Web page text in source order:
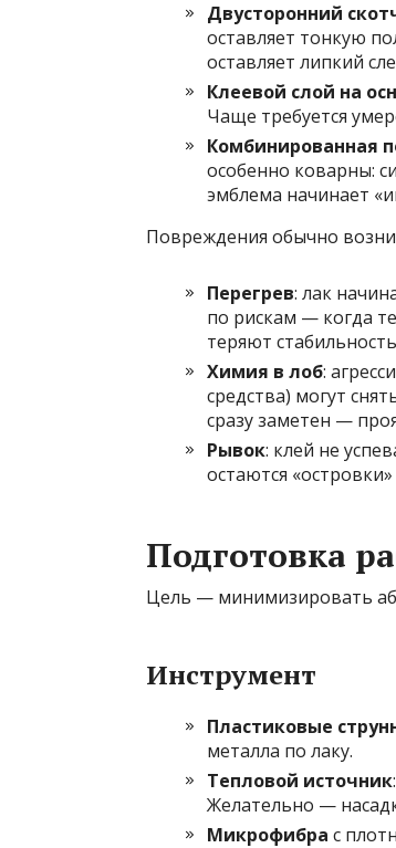
Двусторонний
оставляет тонкую
оставляет липкий
Клеевой слой на
Чаще требуется
Комбинированная
особенно коварны:
эмблема начинает
Повреждения обычно
Перегрев: лак
по рискам — когда
теряют
Химия в лоб:
средства) могут
сразу заметен —
Рывок: клей не
остаются
Подготовка
Цель — минимизировать
Инструмент
Пластиковые
металла по лаку.
Тепловой источник
Желательно —
Микрофибра с